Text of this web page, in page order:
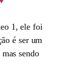
1, ele foi
é ser um
sendo